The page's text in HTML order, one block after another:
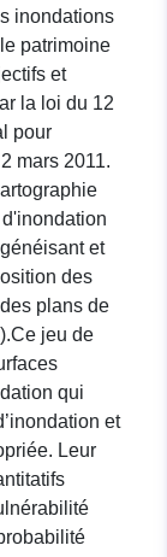
inondations
patrimoine
et
la loi du 12
pour
mars 2011.
et
des
plans de
jeu de
qui
et
Leur